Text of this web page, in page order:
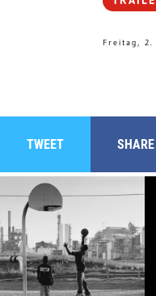
Freitag, 2.
TWEET SHARE